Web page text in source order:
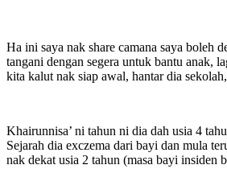
Ha ini saya nak share camana saya boleh
tangani dengan segera untuk bantu anak,
kita kalut nak siap awal, hantar dia
Khairunnisa’ ni tahun ni dia dah usia 4
Sejarah dia exczema dari bayi dan mula
nak dekat usia 2 tahun (masa bayi insiden